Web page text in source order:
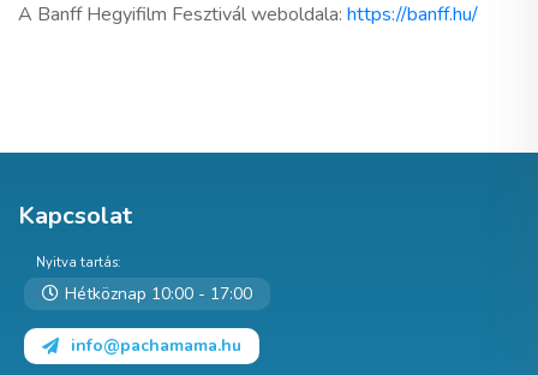
A Banff Hegyifilm Fesztivál weboldala: https://banff.hu/
Kapcsolat
Nyitva tartás:
Hétköznap 10:00 - 17:00
info@pachamama.hu